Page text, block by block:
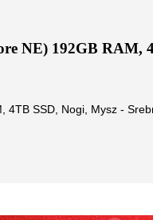
NE) 192GB RAM,
4TB SSD, Nogi, Mysz -